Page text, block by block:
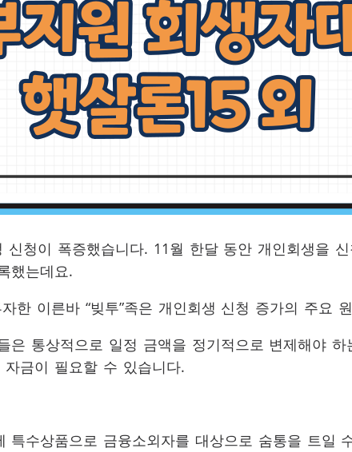
신청이 폭증했습니다. 11월 한달 동안 개인회생을
했는데요.
한 이른바 “빚투”족은 개인회생 신청 증가의 주요
은 통상적으로 일정 금액을 정기적으로 변제해야
금이 필요할 수 있습니다.
특수상품으로 금융소외자를 대상으로 숨통을 트일